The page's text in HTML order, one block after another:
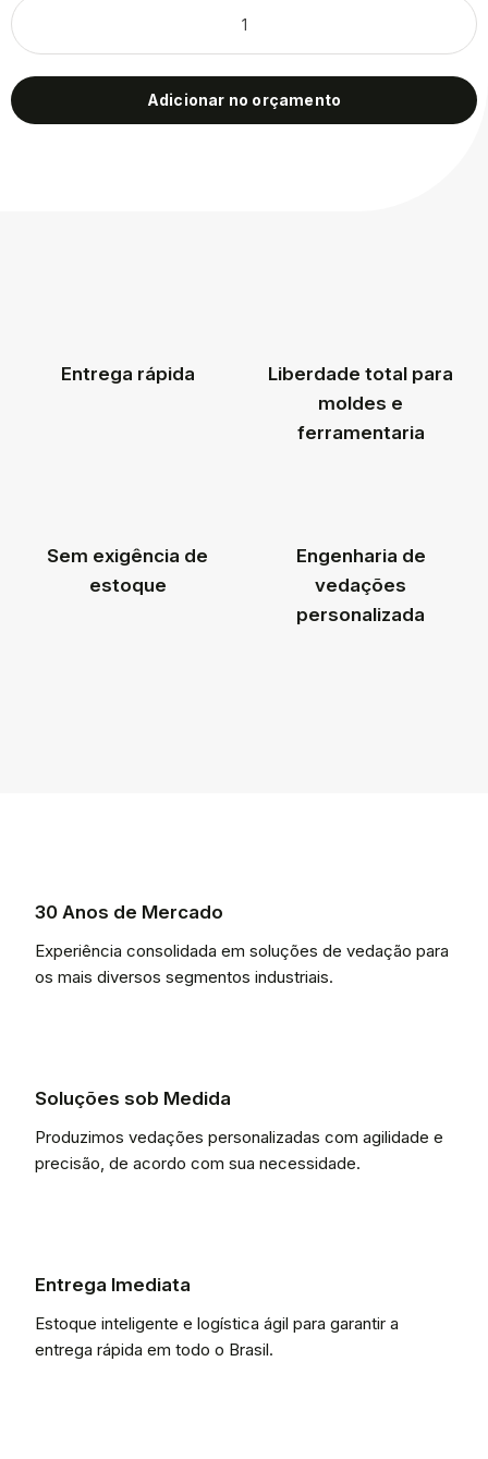
Adicionar no orçamento
Entrega rápida
Liberdade total para
moldes e
ferramentaria
Sem exigência de
estoque
Engenharia de
vedações
personalizada
30 Anos de Mercado
Experiência consolidada em soluções de vedação para
os mais diversos segmentos industriais.
Soluções sob Medida
Produzimos vedações personalizadas com agilidade e
precisão, de acordo com sua necessidade.
Entrega Imediata
Estoque inteligente e logística ágil para garantir a
entrega rápida em todo o Brasil.